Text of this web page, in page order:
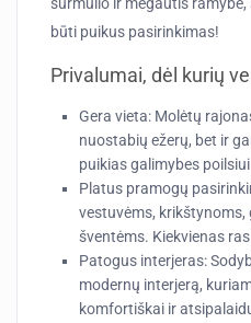
būti puikus pasirinkimas!
Privalumai, dėl kurių
Gera vieta: Molėtų
nuostabių ežerų, bet ir
puikias galimybes
Platus pramogų
vestuvėms,
šventėms. Kiekvienas
Patogus interjeras:
modernų interjerą,
komfortiškai ir